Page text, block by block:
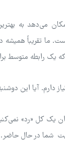
می‌دهد به
ما تقریباً
رابطه متوسط
دارم. آیا این
یک کل «رد»
شما در حال